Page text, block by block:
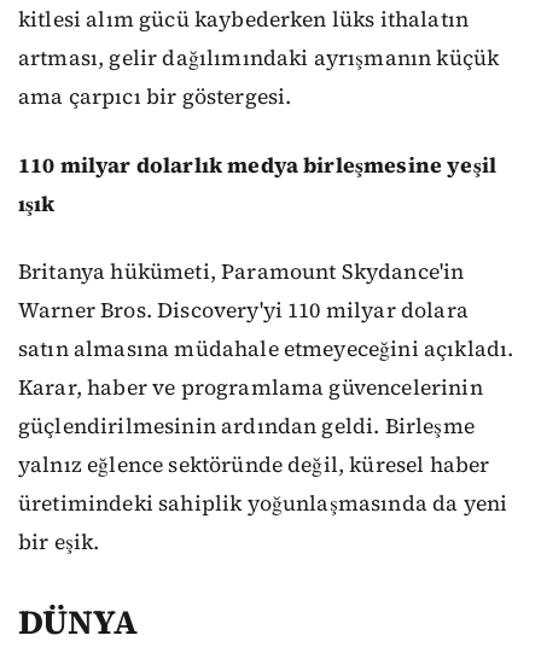
kitlesi alım gücü kaybederken lüks ithalatın
artması, gelir dağılımındaki ayrışmanın küçük
ama çarpıcı bir göstergesi.
110 milyar dolarlık medya birleşmesine yeşil
ışık
Britanya hükümeti, Paramount Skydance'in
Warner Bros. Discovery'yi 110 milyar dolara
satın almasına müdahale etmeyeceğini açıkladı.
Karar, haber ve programlama güvencelerinin
güçlendirilmesinin ardından geldi. Birleşme
yalnız eğlence sektöründe değil, küresel haber
üretimindeki sahiplik yoğunlaşmasında da yeni
bir eşik.
DÜNYA